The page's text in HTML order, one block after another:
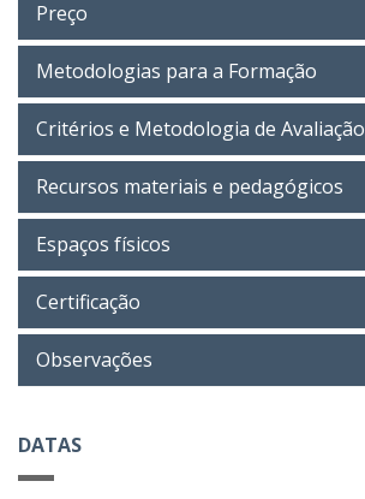
Preço
Metodologias para a Formação
Critérios e Metodologia de Avaliação
Recursos materiais e pedagógicos
Espaços físicos
Certificação
Observações
DATAS